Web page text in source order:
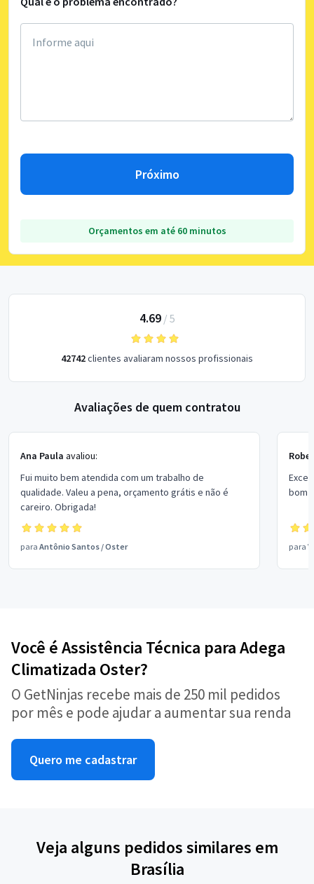
Próximo
Orçamentos em até 60 minutos
4.69/ 5
42742clientes avaliaram nossos profissionais
Avaliações de quem contratou
Ana Paula avaliou:
Fui muito bem atendida com um trabalho de
qualidade. Valeu a pena, orçamento grátis e não é
careiro. Obrigada!
para Antônio Santos /Oster
bom
para
Você é Assistência Técnica para Adega
Climatizada Oster?
O GetNinjas recebe mais de 250 mil pedidos
por mês e pode ajudar a aumentar sua renda
Quero me cadastrar
Veja alguns pedidos similares em
Brasília